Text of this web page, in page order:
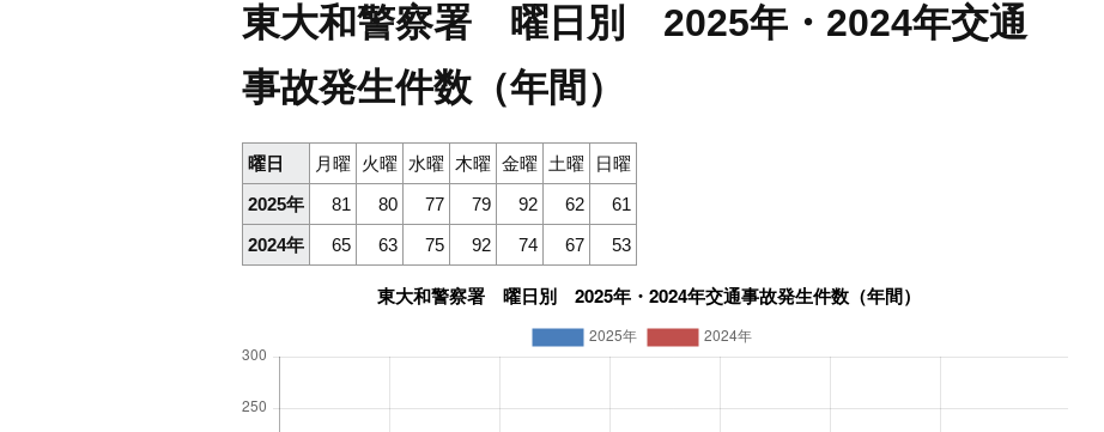
東大和警察署 曜日別 2025年・2024年交通
事故発生件数（年間）
曜日 月曜 火曜 水曜 木曜 金曜 土曜
日曜
2025年
81 80 77 79 92 62
61
2024年
65 63 75 92 74 67 53